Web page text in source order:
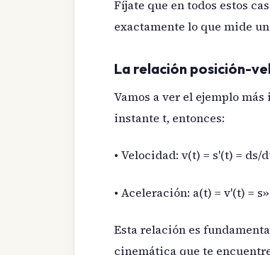
Fíjate que en todos estos
exactamente lo que mide
La relación posición-
Vamos a ver el ejemplo
instante t, entonces:
• Velocidad: v(t) = s'(t) = ds/
• Aceleración: a(t) = v'(t) =
Esta relación es
cinemática que te